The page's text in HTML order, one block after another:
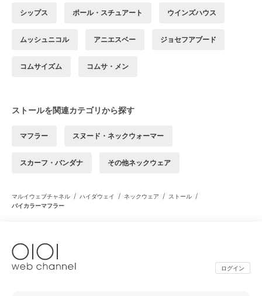
シップス ポール・スチュアート ウインズハウス
ムッシュニコル アニエスベー ジョセフアブード
コムサイズム コムサ・メン
ストールを関連カテゴリから探す
マフラー スヌード・ネックウォーマー
スカーフ・バンダナ その他ネックウェア
マルイウェブチャネル / ハイダウェイ / ネックウェア / ストール /
バイカラーマフラー
ログイン